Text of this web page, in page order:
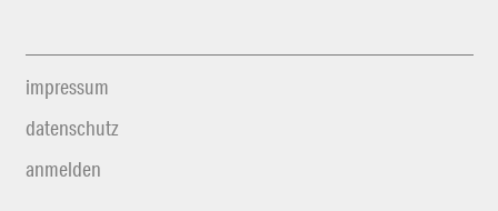
impressum
datenschutz
anmelden